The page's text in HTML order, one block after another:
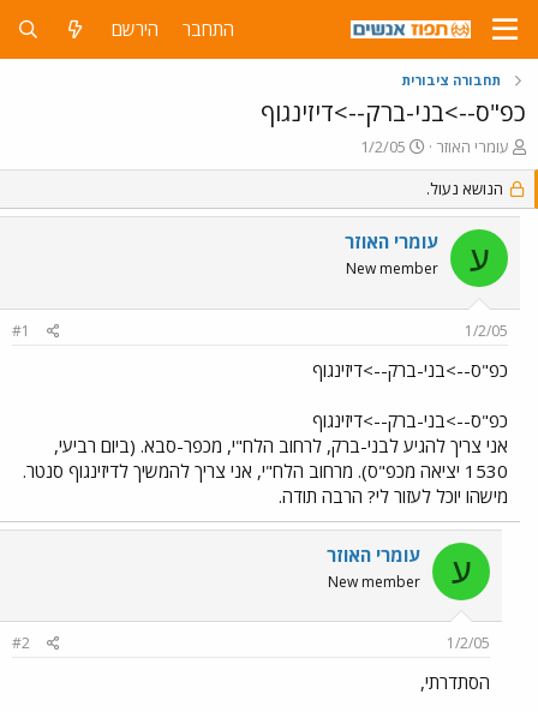
התחבר הירשם
תחבורה ציבורית
כפ"ס-->בני-ברק-->דיזינגוף
פ
ו
ת
ח
נ
עומרי האוזר
פ
ו
ס
ם
ב
ת
ך
1/2/05
הנושא נעול.
ע עומרי האוזר
New member
1/2/05
#1
כפ"ס-->בני-ברק-->דיזינגוף
כפ"ס-->בני-ברק-->דיזינגוף
אני צריך להגיע לבני-ברק, לרחוב הלח"י, מכפר-סבא. (ביום רביעי,
1530 יציאה מכפ"ס). מרחוב הלח"י, אני צריך להמשיך לדיזינגוף סנטר.
מישהו יוכל לעזור לי? הרבה תודה.
ע עומרי האוזר
New member
1/2/05
#2
הסתדרתי,